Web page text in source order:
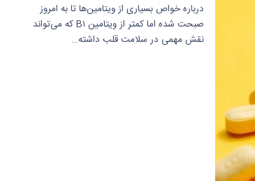
درباره خواص بسیاری از ویتامین‌ها تا به امروز
صبحت شده اما کمتر از ویتامین B۱ که می‌تواند
نقش مهمی در سلامت قلب داشته…